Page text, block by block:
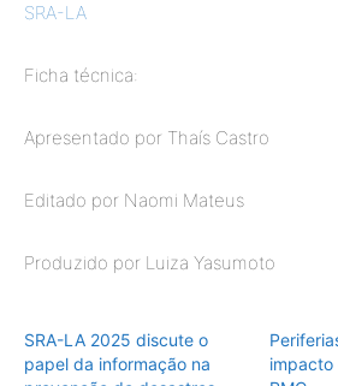
SRA-LA
Ficha técnica:
Apresentado por Thaís Castro
Editado por Naomi Mateus
Produzido por Luiza Yasumoto
SRA-LA 2025 discute o
papel da informação na
impacto